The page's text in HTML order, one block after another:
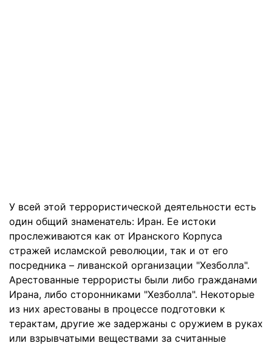
У всей этой террористической деятельности есть
один общий знаменатель: Иран. Ее истоки
прослеживаются как от Иранского Корпуса
стражей исламской революции, так и от его
посредника – ливанской организации "Хезболла".
Арестованные террористы были либо гражданами
Ирана, либо сторонниками "Хезболла". Некоторые
из них арестованы в процессе подготовки к
терактам, другие же задержаны с оружием в руках
или взрывчатыми веществами за считанные